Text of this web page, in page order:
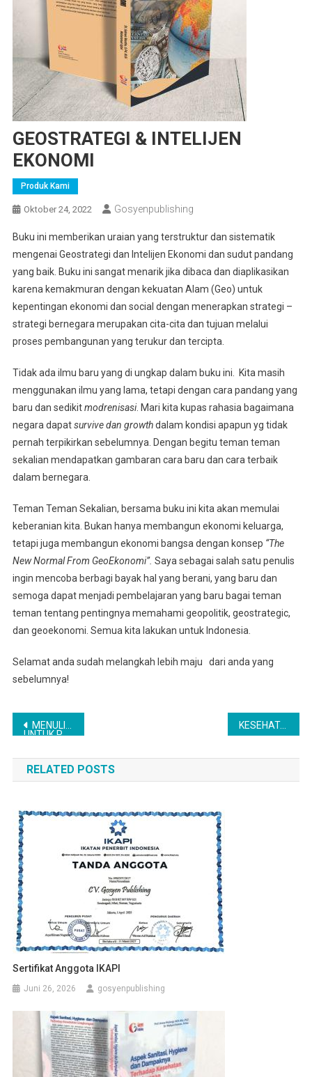
GEOSTRATEGI & INTELIJEN
EKONOMI
Produk Kami
Oktober 24, 2022 Gosyenpublishing
Buku ini memberikan uraian yang terstruktur dan sistematik
mengenai Geostrategi dan Intelijen Ekonomi dan sudut pandang
yang baik. Buku ini sangat menarik jika dibaca dan diaplikasikan
karena kemakmuran dengan kekuatan Alam (Geo) untuk
kepentingan ekonomi dan social dengan menerapkan strategi –
strategi bernegara merupakan cita-cita dan tujuan melalui
proses pembangunan yang terukur dan tercipta.
Tidak ada ilmu baru yang di ungkap dalam buku ini. Kita masih
menggunakan ilmu yang lama, tetapi dengan cara pandang yang
baru dan sedikitmodrenisasi. Mari kita kupas rahasia bagaimana
negara dapatsurvive dan growthdalam kondisi apapun yg tidak
pernah terpikirkan sebelumnya. Dengan begitu teman teman
sekalian mendapatkan gambaran cara baru dan cara terbaik
dalam bernegara.
Teman Teman Sekalian, bersama buku ini kita akan memulai
keberanian kita. Bukan hanya membangun ekonomi keluarga,
tetapi juga membangun ekonomi bangsa dengan konsep “The
New Normal From GeoEkonomi”. Saya sebagai salah satu penulis
ingin mencoba berbagi bayak hal yang berani, yang baru dan
semoga dapat menjadi pembelajaran yang baru bagai teman
teman tentang pentingnya memahami geopolitik, geostrategic,
dan geoekonomi. Semua kita lakukan untuk Indonesia.
Selamat anda sudah melangkah lebih maju dari anda yang
sebelumnya!
Navigasi
pos
MENULIS PAPER
UNTUK PUBLIKASI ILMIAH JURNAL BEREPUTASI
KESEHATAN MANUSIA DAN EKOSISTEM
RELATED POSTS
Sertifikat Anggota IKAPI
Juni 26, 2026 gosyenpublishing